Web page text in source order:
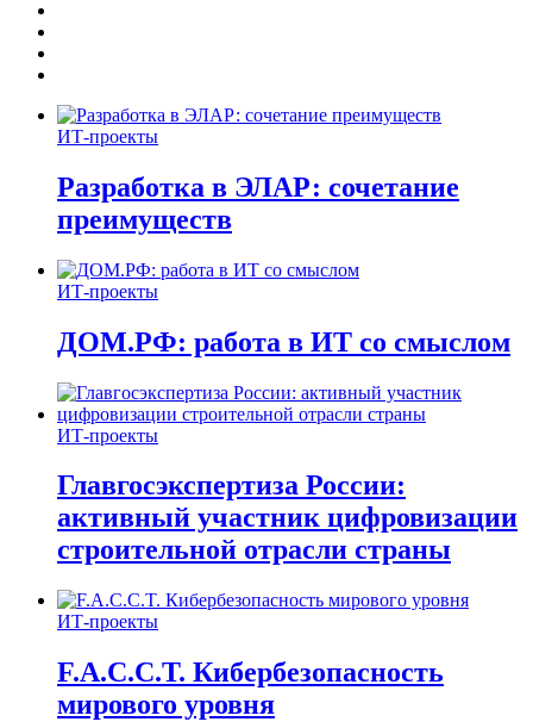
ИТ-проекты
Разработка в ЭЛАР: сочетание
преимуществ
ИТ-проекты
ДОМ.РФ: работа в ИТ со смыслом
ИТ-проекты
Главгосэкспертиза России:
активный участник цифровизации
строительной отрасли страны
ИТ-проекты
F.A.C.C.T. Кибербезопасность
мирового уровня